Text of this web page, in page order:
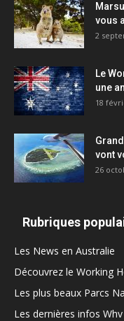
vous
2
Le
une
18
vont
26
Rubriques
Les News en Australie
Découvrez le Working
Les plus beaux Parcs
Les dernières infos Whv